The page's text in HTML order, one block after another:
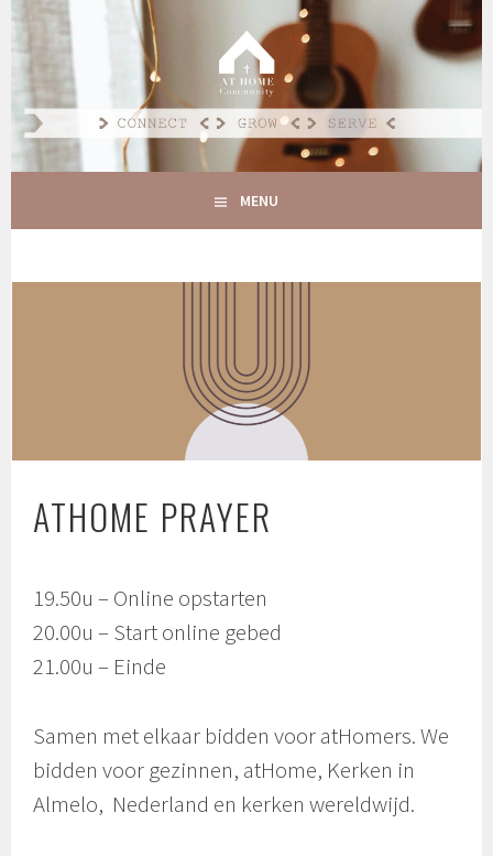
Spring
inhoud
AT HOME COMMUNITY
CONNECT GROW SERVE
MENU
ATHOME PRAYER
19.50u – Online opstarten
20.00u – Start online gebed
21.00u – Einde
Samen met elkaar bidden voor atHomers. We
bidden voor gezinnen, atHome, Kerken in
Almelo, Nederland en kerken wereldwijd.